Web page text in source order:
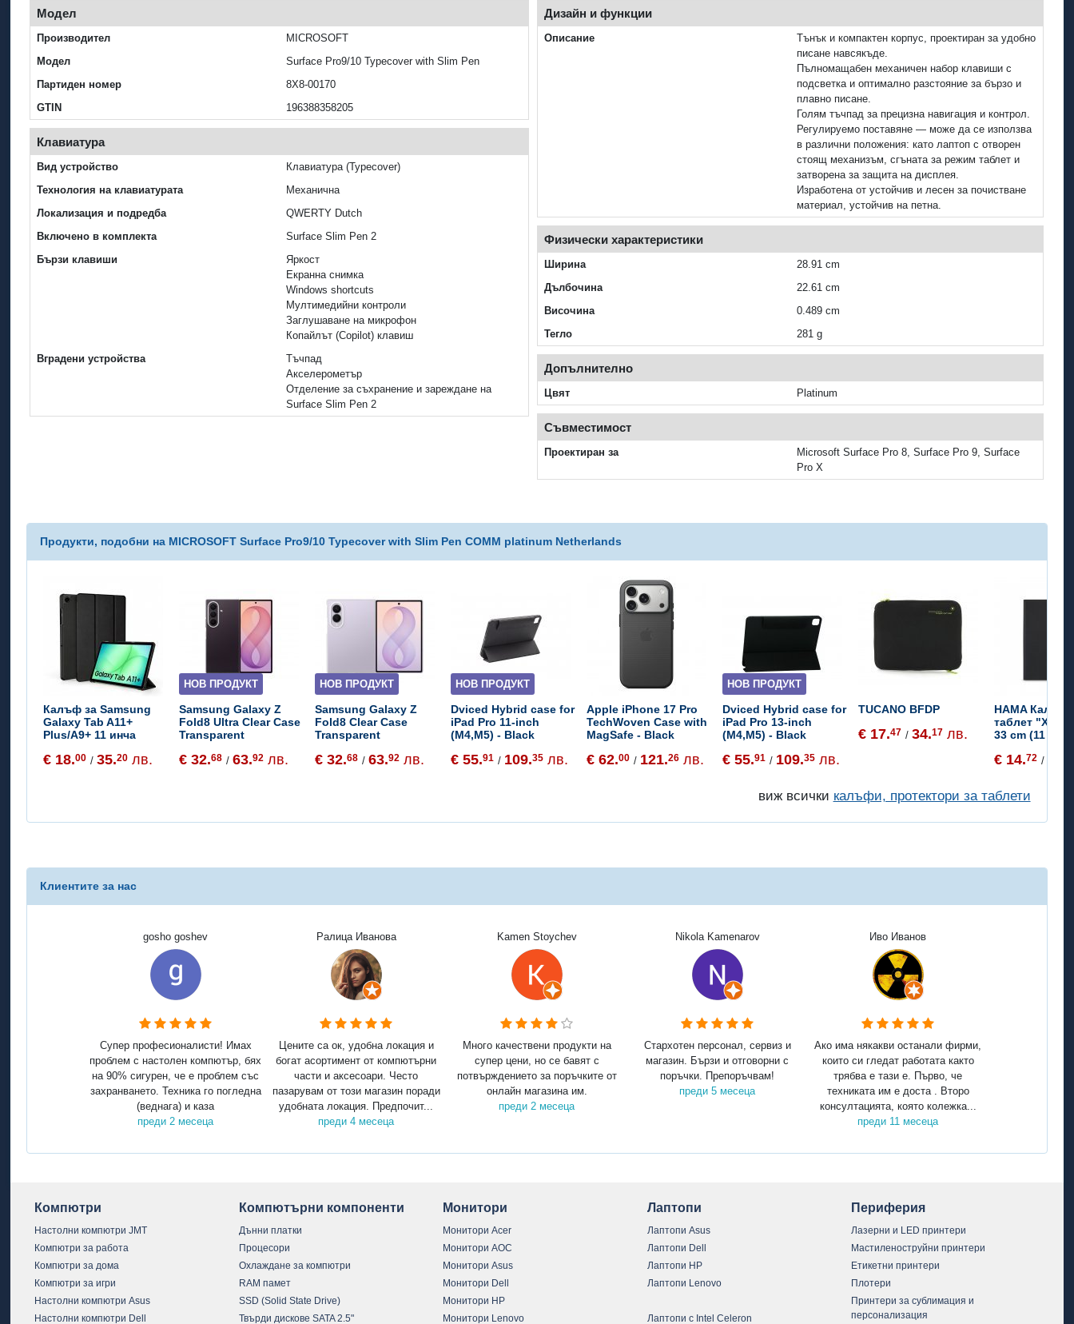
Модел
Производител
MICROSOFT
Модел
Surface Pro9/10 Typecover with Slim Pen
Партиден номер
8X8-00170
GTIN
196388358205
Клавиатура
Вид устройство
Клавиатура (Typecover)
Технология на клавиатурата
Механична
Локализация и подредба
QWERTY Dutch
Включено в комплекта
Surface Slim Pen 2
Бързи клавиши
Яркост
Екранна снимка
Windows shortcuts
Мултимедийни контроли
Заглушаване на микрофон
Копайлът (Copilot) клавиш
Вградени устройства
Тъчпад
Акселерометър
Отделение за съхранение и зареждане на
Surface Slim Pen 2
Дизайн и функции
Описание
Тънък и компактен корпус, проектиран за удобно
писане навсякъде.
Пълномащабен механичен набор клавиши с
подсветка и оптимално разстояние за бързо и
плавно писане.
Голям тъчпад за прецизна навигация и контрол.
Регулируемо поставяне — може да се използва
в различни положения: като лаптоп с отворен
стоящ механизъм, сгъната за режим таблет и
затворена за защита на дисплея.
Изработена от устойчив и лесен за почистване
материал, устойчив на петна.
Физически характеристики
Ширина
28.91 cm
Дълбочина
22.61 cm
Височина
0.489 cm
Тегло
281 g
Допълнително
Цвят Platinum
Съвместимост
Проектиран за
Microsoft Surface Pro 8, Surface Pro 9, Surface
Pro X
Продукти, подобни на MICROSOFT Surface Pro9/10 Typecover with Slim Pen COMM platinum Netherlands
Калъф за Samsung
Galaxy Tab A11+
Plus/A9+ 11 инча
€ 18.00 /35.20 лв.
НОВ ПРОДУКТ
Samsung Galaxy Z
Fold8 Ultra Clear Case
Transparent
€ 32.68 /63.92 лв.
НОВ ПРОДУКТ
Samsung Galaxy Z
Fold8 Clear Case
Transparent
€ 32.68 /63.92 лв.
НОВ ПРОДУКТ
Dviced Hybrid case for
iPad Pro 11-inch
(M4,M5) - Black
€ 55.91 / 109.35 лв.
Apple iPhone 17 Pro
TechWoven Case with
MagSafe - Black
€ 62.00 / 121.26 лв.
НОВ ПРОДУКТ
Dviced Hybrid case for
iPad Pro 13-inch
(M4,M5) - Black
€ 55.91 / 109.35 лв.
TUCANO BFDP
€ 17.47 /34.17 лв.
HAMA Калъф
таблет
33 cm (11 -
€ 14.72 /
виж всички калъфи, протектори за таблети
Клиентите за нас
gosho goshev
Супер професионалисти! Имах
проблем с настолен компютър, бях
на 90% сигурен, че е проблем със
захранването. Техника го погледна
(веднага) и каза
преди 2 месеца
Ралица Иванова
Цените са ок, удобна локация и
богат асортимент от компютърни
части и аксесоари. Често
пазарувам от този магазин поради
удобната локация. Предпочит...
преди 4 месеца
Kamen Stoychev
Много качествени продукти на
супер цени, но се бавят с
потвърждението за поръчките от
онлайн магазина им.
преди 2 месеца
Nikola Kamenarov
Стархотен персонал, сервиз и
магазин. Бързи и отговорни с
поръчки. Препоръчвам!
преди 5 месеца
Иво Иванов
Ако има някакви останали фирми,
които си гледат работата както
трябва е тази е. Първо, че
техниката им е доста . Второ
консултацията, която колежка...
преди 11 месеца
Компютри
Настолни компютри JMT
Компютри за работа
Компютри за дома
Компютри за игри
Настолни компютри Asus
Настолни компютри Dell
Компютърни компоненти
Дънни платки
Процесори
Охлаждане за компютри
RAM памет
SSD (Solid State Drive)
Твърди дискове SATA 2.5"
Монитори
Монитори Acer
Монитори AOC
Монитори Asus
Монитори Dell
Монитори HP
Монитори Lenovo
Лаптопи
Лаптопи Asus
Лаптопи Dell
Лаптопи HP
Лаптопи Lenovo
Лаптопи с Intel Celeron
Периферия
Лазерни и LED принтери
Мастиленоструйни принтери
Етикетни принтери
Плотери
Принтери за сублимация и
персонализация